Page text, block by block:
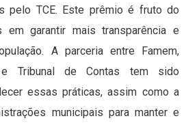
pelo TCE. Este prêmio é fruto do
em garantir mais transparência e
A parceria entre Famem,
Tribunal de Contas tem sido
essas práticas, assim como a
municipais para manter e